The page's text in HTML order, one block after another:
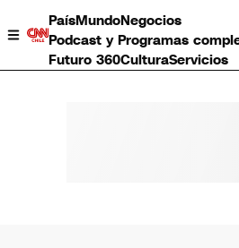
PaísMundoNegocios
Podcast y Programas
Futuro 360CulturaServicios